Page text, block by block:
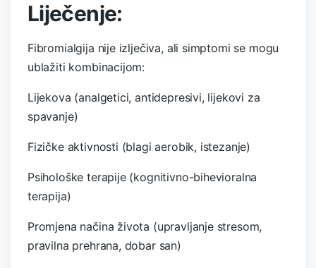
Liječenje:
Fibromialgija nije izlječiva, ali simptomi se mogu
ublažiti kombinacijom:
Lijekova (analgetici, antidepresivi, lijekovi za
spavanje)
Fizičke aktivnosti (blagi aerobik, istezanje)
Psihološke terapije (kognitivno-bihevioralna
terapija)
Promjena načina života (upravljanje stresom,
pravilna prehrana, dobar san)